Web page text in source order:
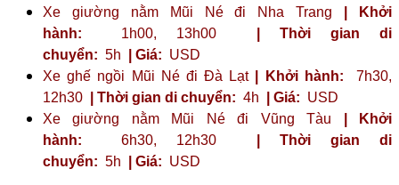
Xe giường nằm Mũi Né đi Nha Trang
| Khởi
hành: 1h00, 13h00
| Thời gian di
chuyển: 5h | Giá: USD
Xe ghế ngồi Mũi Né đi Đà Lạt
| Khởi hành: 7h30,
12h30
| Thời gian di chuyển: 4h | Giá: USD
Xe giường nằm Mũi Né đi Vũng Tàu
| Khởi
hành: 6h30, 12h30
| Thời gian di
chuyển: 5h | Giá: USD